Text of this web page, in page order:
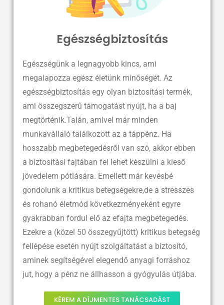
Egészségbiztosítás
Egészségünk a legnagyobb kincs, ami
megalapozza egész életünk minőségét. Az
egészségbiztosítás egy olyan biztosítási termék,
ami összegszerű támogatást nyújt, ha a baj
megtörténik.Talán, amivel már minden
munkavállaló találkozott az a táppénz. Ha
hosszabb megbetegedésről van szó, akkor ebben
a biztosítási fajtában fel lehet készülni a kieső
jövedelem pótlására. Emellett már kevésbé
gondolunk a kritikus betegségekre,de a stresszes
és rohanó életmód következményeként egyre
gyakrabban fordul elő az efajta megbetegedés.
Ezekre a (közel 50 összegyűjtött) kritikus betegség
fellépése esetén nyújt szolgáltatást a biztosító,
aminek segítségével elegendő anyagi forráshoz
jut, hogy a pénz ne állhasson a gyógyulás útjába.
KÉREM A DÍJMENTES TANÁCSADÁST